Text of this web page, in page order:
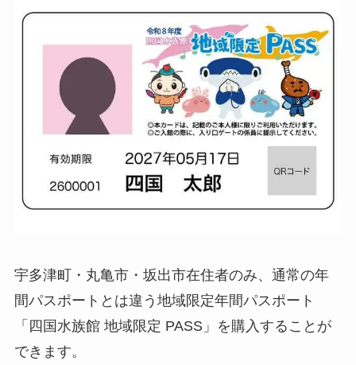
宇多津町・丸亀市・坂出市在住者のみ、通常の年
間パスポートとは違う地域限定年間パスポート
「四国水族館 地域限定 PASS」を購入することが
できます。